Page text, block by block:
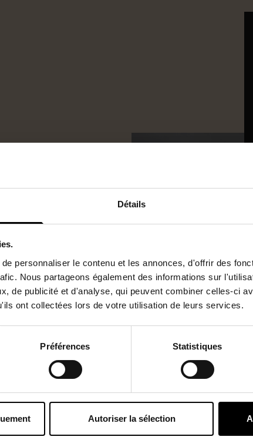
Détails
personnaliser le contenu et les annonces, d'offrir des
Nous partageons également des informations sur
de publicité et d'analyse, qui peuvent combiner celles-ci
ont collectées lors de votre utilisation de leurs services.
Préférences Statistiques
Autoriser la sélection
2
de 48 m2 Carrez
sous plafond, volets en